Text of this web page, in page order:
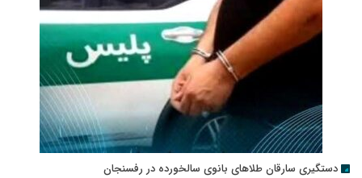
دستگیری سارقان طلاهای بانوی سالخورده در رفسنجان